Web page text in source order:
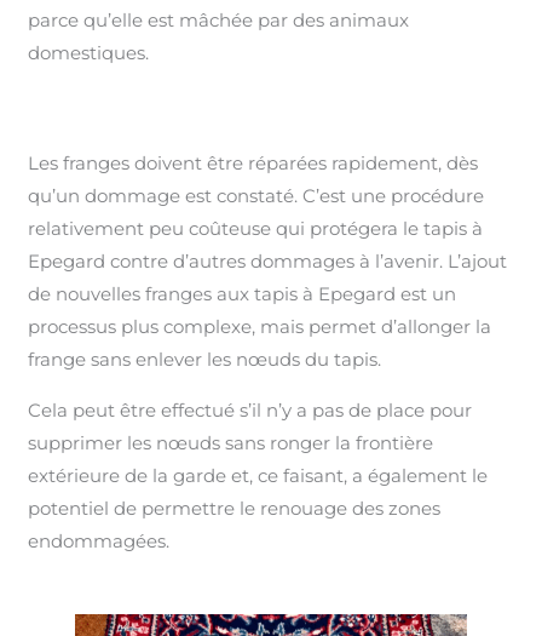
parce qu’elle est mâchée par des animaux
domestiques.
Les franges doivent être réparées rapidement, dès
qu’un dommage est constaté. C’est une procédure
relativement peu coûteuse qui protégera le tapis à
Epegard contre d’autres dommages à l’avenir. L’ajout
de nouvelles franges aux tapis à Epegard est un
processus plus complexe, mais permet d’allonger la
frange sans enlever les nœuds du tapis.
Cela peut être effectué s’il n’y a pas de place pour
supprimer les nœuds sans ronger la frontière
extérieure de la garde et, ce faisant, a également le
potentiel de permettre le renouage des zones
endommagées.